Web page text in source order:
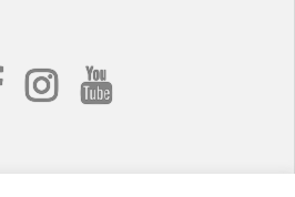
FacebookInstagram